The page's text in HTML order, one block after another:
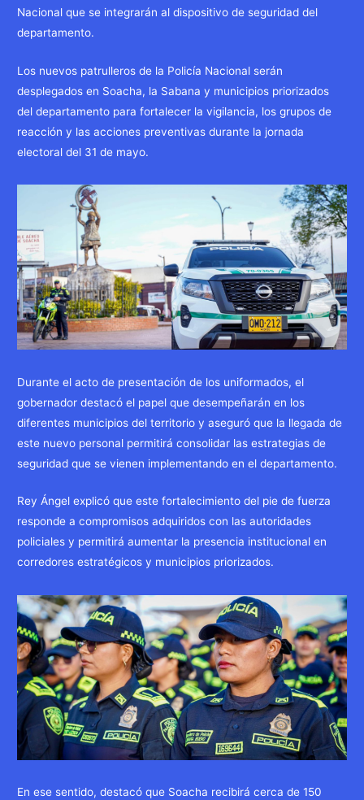
Nacional que se integrarán al dispositivo de seguridad del
departamento.
Los nuevos patrulleros de la Policía Nacional serán
desplegados en Soacha, la Sabana y municipios priorizados
del departamento para fortalecer la vigilancia, los grupos de
reacción y las acciones preventivas durante la jornada
electoral del 31 de mayo.
Durante el acto de presentación de los uniformados, el
gobernador destacó el papel que desempeñarán en los
diferentes municipios del territorio y aseguró que la llegada de
este nuevo personal permitirá consolidar las estrategias de
seguridad que se vienen implementando en el departamento.
Rey Ángel explicó que este fortalecimiento del pie de fuerza
responde a compromisos adquiridos con las autoridades
policiales y permitirá aumentar la presencia institucional en
corredores estratégicos y municipios priorizados.
En ese sentido, destacó que Soacha recibirá cerca de 150